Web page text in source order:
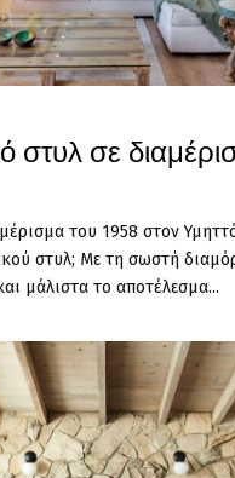
στυλ σε
του 1958 στον
στυλ; Με τη σωστή
μάλιστα το αποτέλεσμα...